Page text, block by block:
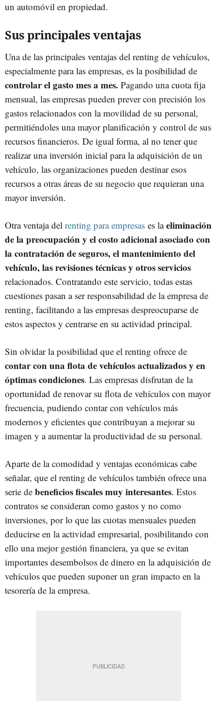
un automóvil en propiedad.
Sus principales ventajas
Una de las principales ventajas del renting de vehículos,
especialmente para las empresas, es la posibilidad de
controlar el gasto mes a mes. Pagando una cuota fija
mensual, las empresas pueden prever con precisión los
gastos relacionados con la movilidad de su personal,
permitiéndoles una mayor planificación y control de sus
recursos financieros. De igual forma, al no tener que
realizar una inversión inicial para la adquisición de un
vehículo, las organizaciones pueden destinar esos
recursos a otras áreas de su negocio que requieran una
mayor inversión.
Otra ventaja del renting para empresas es laeliminación
de la preocupación y el costo adicional asociado con
la contratación de seguros, el mantenimiento del
vehículo, las revisiones técnicas y otros servicios
relacionados. Contratando este servicio, todas estas
cuestiones pasan a ser responsabilidad de la empresa de
renting, facilitando a las empresas despreocuparse de
estos aspectos y centrarse en su actividad principal.
Sin olvidar la posibilidad que el renting ofrece de
contar con una flota de vehículos actualizados y en
óptimas condiciones. Las empresas disfrutan de la
oportunidad de renovar su flota de vehículos con mayor
frecuencia, pudiendo contar con vehículos más
modernos y eficientes que contribuyan a mejorar su
imagen y a aumentar la productividad de su personal.
Aparte de la comodidad y ventajas económicas cabe
señalar, que el renting de vehículos también ofrece una
serie de beneficios fiscales muy interesantes. Estos
contratos se consideran como gastos y no como
inversiones, por lo que las cuotas mensuales pueden
deducirse en la actividad empresarial, posibilitando con
ello una mejor gestión financiera, ya que se evitan
importantes desembolsos de dinero en la adquisición de
vehículos que pueden suponer un gran impacto en la
tesorería de la empresa.